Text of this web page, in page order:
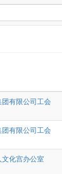
有限公司工会
有限公司工会
化宫办公室